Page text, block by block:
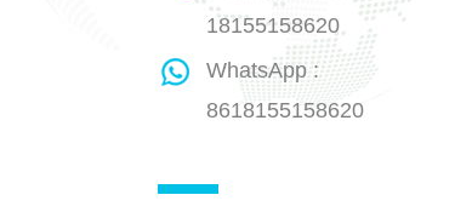
18155158620
WhatsApp :
8618155158620